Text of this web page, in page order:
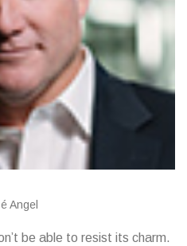
Angel
be able to resist its charm.